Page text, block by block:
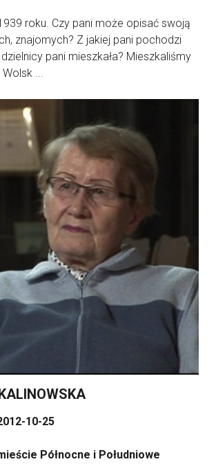
roku. Czy pani może opisać swoją
znajomych? Z jakiej pani pochodzi
pani mieszkała? Mieszkaliśmy
Wolsk ...
10-25
Północne i Południowe